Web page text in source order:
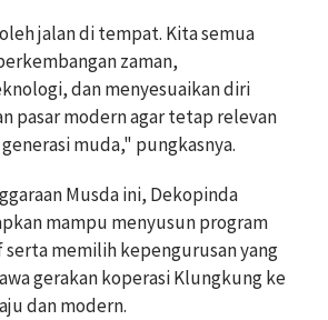
jalan di tempat. Kita semua
zaman,
dan menyesuaikan diri
pasar modern agar tetap relevan
muda," pungkasnya.
Musda ini, Dekopinda
mampu menyusun program
serta memilih kepengurusan yang
gerakan koperasi Klungkung ke
dan modern.